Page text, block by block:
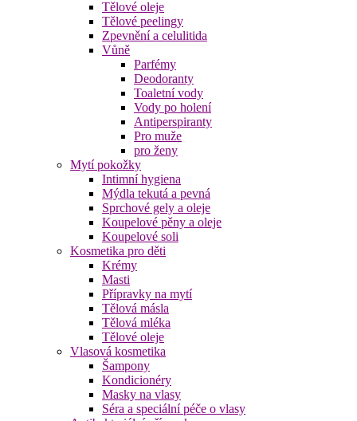
Tělové oleje
Tělové peelingy
Zpevnění a celulitida
Vůně
Parfémy
Deodoranty
Toaletní vody
Vody po holení
Antiperspiranty
Pro muže
pro ženy
Mytí pokožky
Intimní hygiena
Mýdla tekutá a pevná
Sprchové gely a oleje
Koupelové pěny a oleje
Koupelové soli
Kosmetika pro děti
Krémy
Masti
Přípravky na mytí
Tělová másla
Tělová mléka
Tělové oleje
Vlasová kosmetika
Šampony
Kondicionéry
Masky na vlasy
Séra a speciální péče o vlasy